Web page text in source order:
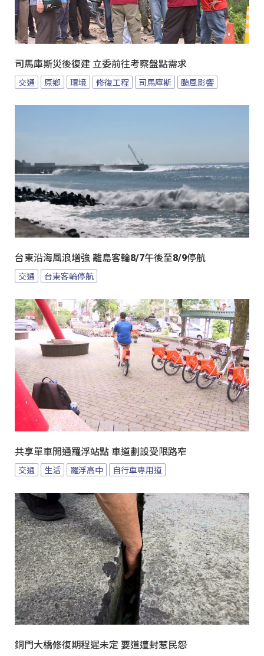
司馬庫斯災後復建 立委前往考察盤點需求
交通 原鄉 環境 修復工程 司馬庫斯 颱風影響
台東沿海風浪增強 離島客輪8/7午後至8/9停航
交通 台東客輪停航
共享單車開通羅浮站點 車道劃設受限路窄
交通 生活 羅浮高中 自行車專用道
銅門大橋修復期程遲未定 要道遭封惹民怨